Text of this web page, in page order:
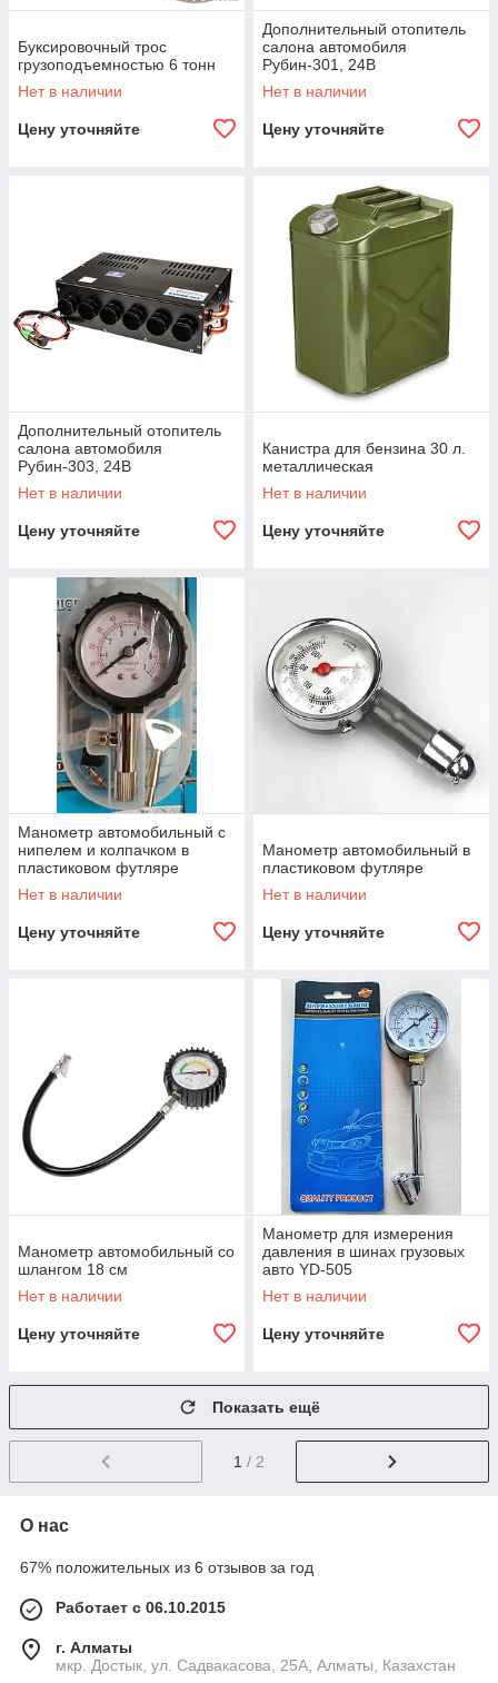
Буксировочный трос
грузоподъемностью 6 тонн
Нет в наличии
Цену уточняйте
Дополнительный отопитель
салона автомобиля
Рубин-301, 24В
Нет в наличии
Цену уточняйте
Дополнительный отопитель
салона автомобиля
Рубин-303, 24В
Нет в наличии
Цену уточняйте
Канистра для бензина 30 л.
металлическая
Нет в наличии
Цену уточняйте
Манометр автомобильный с
нипелем и колпачком в
пластиковом футляре
Нет в наличии
Цену уточняйте
Манометр автомобильный в
пластиковом футляре
Нет в наличии
Цену уточняйте
Манометр автомобильный со
шлангом 18 см
Нет в наличии
Цену уточняйте
Манометр для измерения
давления в шинах грузовых
авто YD-505
Нет в наличии
Цену уточняйте
Показать ещё
1 / 2
О нас
67% положительных из 6 отзывов за год
Работает с 06.10.2015
г. Алматы
мкр. Достык, ул. Садвакасова, 25А, Алматы, Казахстан